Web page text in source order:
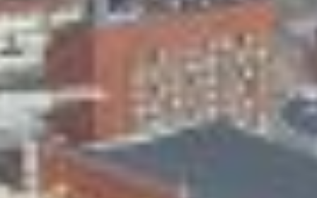
Skeittihalli
Varhaiskasvatus
Ateria- ja välipalamaksut
Mämminiemi
Taideapteekki